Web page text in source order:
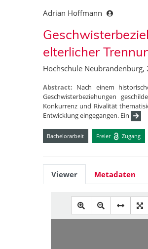
Adrian Hoffmann
elterlicher
Hochschule Neubrandenburg,
Abstract: Nach einem
Geschwisterbeziehungen
Konkurrenz und Rivalität
Entwicklung eingegangen. Ein
Bachelorarbeit Freier Zugang
Viewer Metadaten